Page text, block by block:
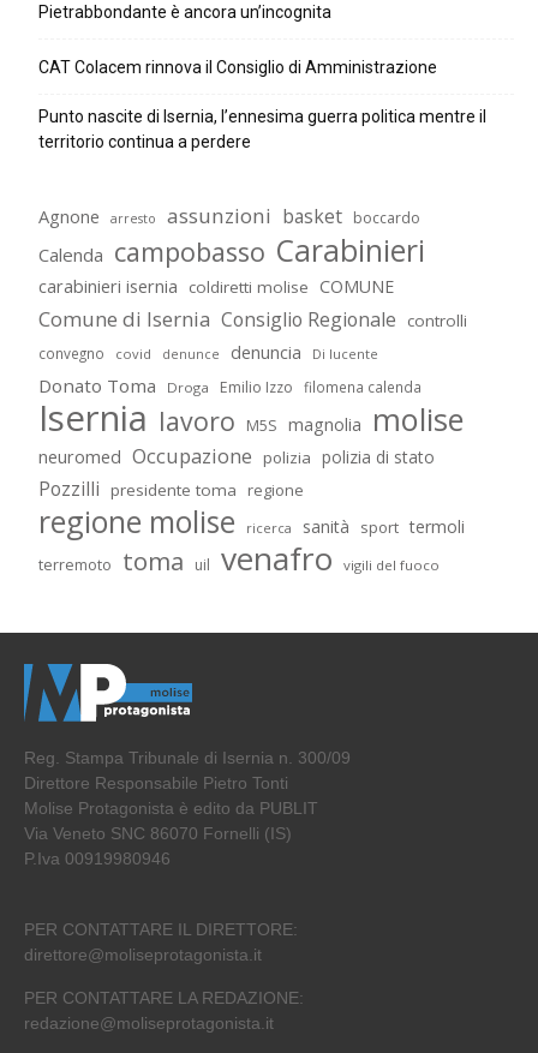
Pietrabbondante è ancora un’incognita
CAT Colacem rinnova il Consiglio di Amministrazione
Punto nascite di Isernia, l’ennesima guerra politica mentre il
territorio continua a perdere
Agnone arresto assunzioni basket boccardo
Calenda campobasso Carabinieri
carabinieri isernia coldiretti molise COMUNE
Comune di Isernia Consiglio Regionale controlli
convegno covid denunce denuncia Di lucente
Donato Toma Droga Emilio Izzo filomena calenda
Isernia lavoro M5S magnolia molise
neuromed Occupazione polizia polizia di stato
Pozzilli presidente toma regione
regione molise ricerca sanità sport termoli
terremoto toma uil venafro vigili del fuoco
Reg. Stampa Tribunale di Isernia n. 300/09
Direttore Responsabile Pietro Tonti
Molise Protagonista è edito da PUBLIT
Via Veneto SNC 86070 Fornelli (IS)
P.Iva 00919980946
PER CONTATTARE IL DIRETTORE:
direttore@moliseprotagonista.it
PER CONTATTARE LA REDAZIONE:
redazione@moliseprotagonista.it